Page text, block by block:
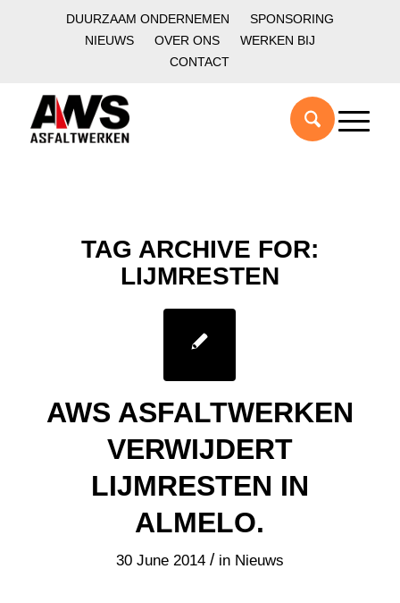
DUURZAAM ONDERNEMEN
SPONSORING
NIEUWS
OVER ONS
WERKEN BIJ
CONTACT
TAG ARCHIVE FOR:
LIJMRESTEN
AWS ASFALTWERKEN
VERWIJDERT
LIJMRESTEN IN
ALMELO.
30 June 2014 / in Nieuws